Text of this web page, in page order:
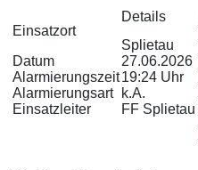
Einsatzort
Details
Splietau
Datum
27.06.2026
Alarmierungszeit19:24 Uhr
Alarmierungsart
k.A.
Einsatzleiter
FF Splietau